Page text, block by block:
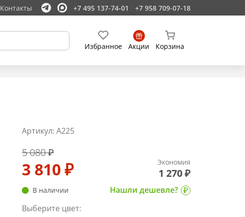
Контакты +7 495 137-74-01 +7 958 709-07-18
Избранное Акции Корзина
Артикул: A225
5 080 ₽
3 810 ₽ Экономия
1 270 ₽
В наличии
Нашли дешевле?
Выберите цвет: